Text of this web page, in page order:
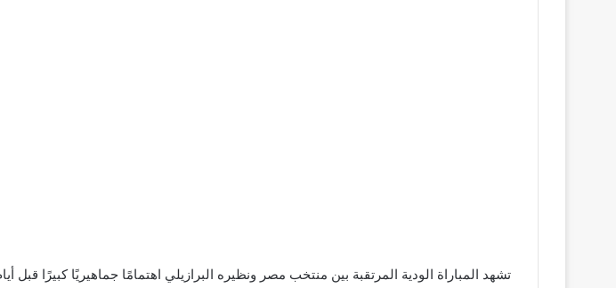
تشهد المباراة الودية المرتقبة بين منتخب مصر ونظيره البرازيلي اهتمامًا جماهيريًا كبيرًا